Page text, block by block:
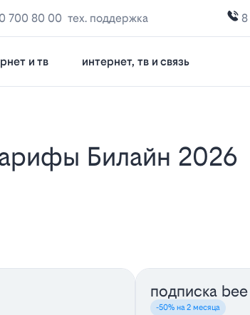
700 80 00 тех. поддержка 8
и тв интернет, тв и связь
подписка
-50% на 2 месяца